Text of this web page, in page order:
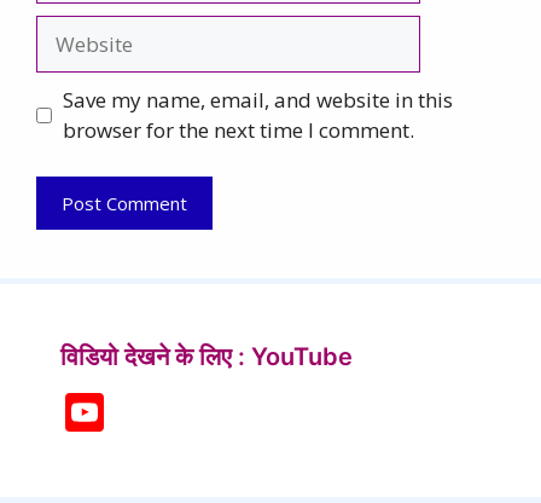
Save my name, email, and website in this
browser for the next time I comment.
विडियो देखने के लिए : YouTube